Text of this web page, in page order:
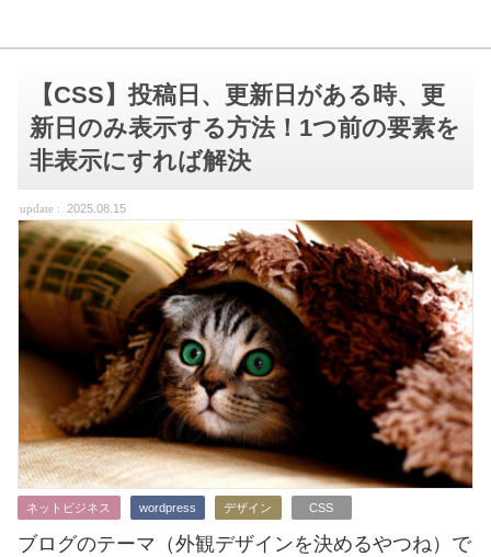
【CSS】投稿日、更新日がある時、更
新日のみ表示する方法！1つ前の要素を
非表示にすれば解決
2025.08.15
ネットビジネス wordpress デザイン CSS
ブログのテーマ（外観デザインを決めるやつね）で